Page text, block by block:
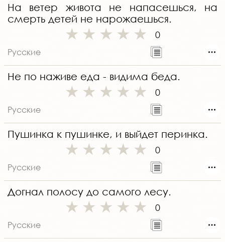
На ветер живота не напасешься, на
смерть детей не нарожаешься.
0
Русские
Не по наживе еда - видима беда.
0
Русские
Пушинка к пушинке, и выйдет перинка.
0
Русские
Догнал полосу до самого лесу.
0
Русские